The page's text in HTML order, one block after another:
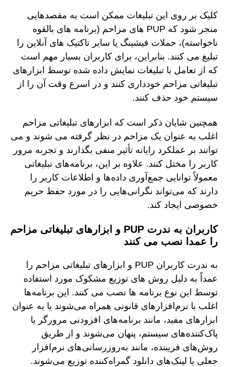
کلیک بر روی این تبلیغات ممکن است به مقصدهایی
منجر شود که PUP های مزاحم (برنامه های بالقوه
ناخواسته)، حملات فیشینگ یا سایر تاکتیک های آنلاین را
تبلیغ می کنند. بنابراین، برای کاربران بسیار مهم است
که از تعامل با تبلیغات نمایش داده شده توسط ابزارهای
تبلیغاتی مزاحم خودداری کنند و در اسرع وقت آن را از
سیستم خود حذف کنند.
همچنین شایان ذکر است که ابزارهای تبلیغاتی مزاحم
اغلب به عنوان یک مزاحم در نظر گرفته می شوند و می
توانند بر عملکرد رایانه تأثیر منفی بگذارند و تجربه مرور
کاربر را مختل کنند. علاوه بر این، برنامه‌های تبلیغاتی
معمولاً توانایی جمع‌آوری داده‌ها و اطلاعات کاربر را
دارند که می‌تواند نگرانی‌هایی را در مورد حفظ حریم
خصوصی ایجاد کند.
کاربران به ندرت PUP و ابزارهای تبلیغاتی مزاحم
را عمدا نصب می کنند
به ندرت کاربران PUP و ابزارهای تبلیغاتی مزاحم را
عمداً به دلیل روش های توزیع مشکوک مورد استفاده
توسط این نوع برنامه ها نصب می کنند. این برنامه‌ها
اغلب با نرم‌افزارهای قانونی همراه می‌شوند یا به عنوان
ابزارهای مفید، مانند برنامه‌های افزودنی مرورگر یا
پاک‌کننده‌های سیستم، پنهان می‌شوند و از طریق
روش‌های فریبنده، مانند به‌روزرسانی‌های نرم‌افزار
جعلی یا لینک‌های دانلود گمراه‌کننده توزیع می‌شوند.